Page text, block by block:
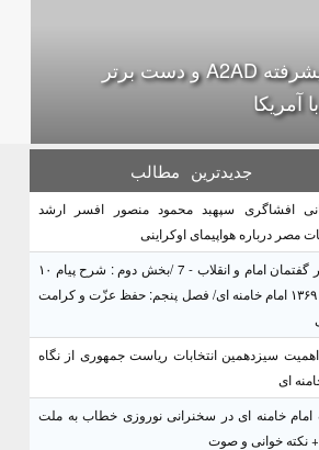
دستیابی ایران به سلاح پیشرفته A2AD و دست برتر
آمریکا
جدیدترین مطالب
افشاگری سپهبد محمود منصور افسر ارشد
مصر درباره هواپیمای اوکراینی
منشور گفتمان امام و انقلاب - 7 /بخش دوم : شرح پیام ۱۰
خرداد ۱۳۶۹ امام خامنه ای/ فصل پنجم: حفظ عزّت و کرامت
اهمیت سیزدهمین انتخابات ریاست جمهوری از نگاه
ای
امام خامنه ای در سخنرانی نوروزی خطاب به ملت
+ نکته خوانی و صوت